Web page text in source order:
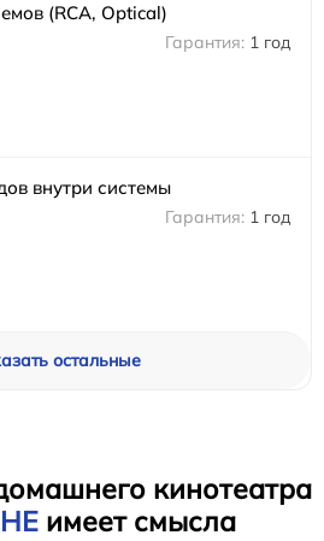
(RCA, Optical)
1 год
внутри системы
1 год
остальные
кинотеатра
НЕ имеет смысла